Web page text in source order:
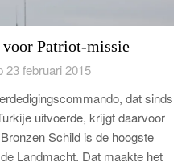
Patriot-missie
23 februari 2015
dat sinds
uitvoerde, krijgt daarvoor
Schild is de hoogste
Landmacht. Dat maakte het